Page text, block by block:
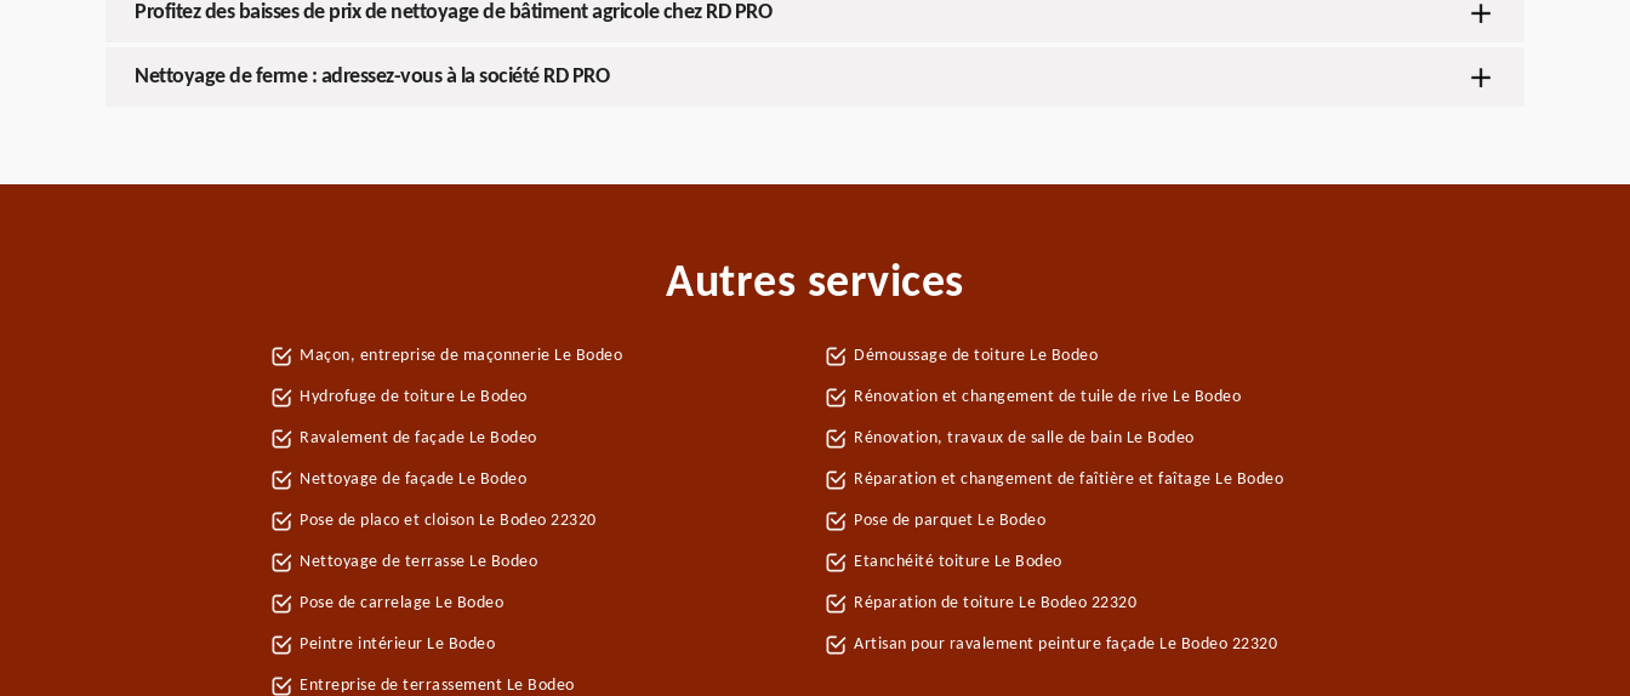
Profitez des baisses de prix de nettoyage de bâtiment agricole chez RD PRO
Nettoyage de ferme : adressez-vous à la société RD PRO
Autres services
Maçon, entreprise de maçonnerie Le Bodeo
Hydrofuge de toiture Le Bodeo
Ravalement de façade Le Bodeo
Nettoyage de façade Le Bodeo
Pose de placo et cloison Le Bodeo 22320
Nettoyage de terrasse Le Bodeo
Pose de carrelage Le Bodeo
Peintre intérieur Le Bodeo
Entreprise de terrassement Le Bodeo
Démoussage de toiture Le Bodeo
Rénovation et changement de tuile de rive Le Bodeo
Rénovation, travaux de salle de bain Le Bodeo
Réparation et changement de faîtière et faîtage Le Bodeo
Pose de parquet Le Bodeo
Etanchéité toiture Le Bodeo
Réparation de toiture Le Bodeo 22320
Artisan pour ravalement peinture façade Le Bodeo 22320